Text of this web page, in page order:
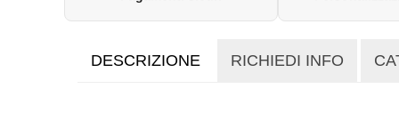
DESCRIZIONE RICHIEDI INFO